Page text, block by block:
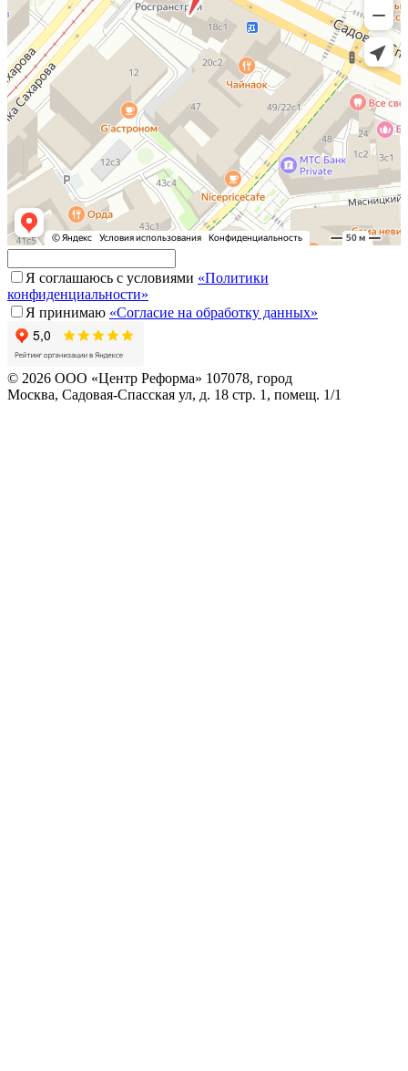
Я соглашаюсь с условиями «Политики
конфиденциальности»
Я принимаю «Согласие на обработку данных»
© 2026 ООО «Центр Реформа» 107078, город
Москва, Садовая-Спасская ул, д. 18 стр. 1, помещ. 1/1